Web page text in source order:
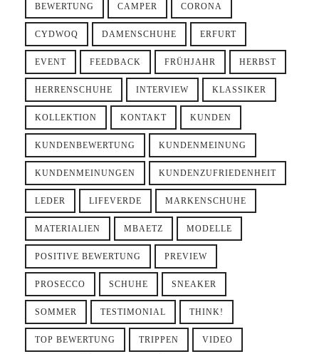
BEWERTUNG CAMPER CORONA
CYDWOQ DAMENSCHUHE ERFURT
EVENT FEEDBACK FRÜHJAHR HERBST
HERRENSCHUHE INTERVIEW KLASSIKER
KOLLEKTION KONTAKT KUNDEN
KUNDENBEWERTUNG KUNDENMEINUNG
KUNDENMEINUNGEN KUNDENZUFRIEDENHEIT
LEDER LIFEVERDE MARKENSCHUHE
MATERIALIEN MBAETZ MODELLE
POSITIVE BEWERTUNG PREVIEW
PROSECCO SCHUHE SNEAKER
SOMMER TESTIMONIAL THINK!
TOP BEWERTUNG TRIPPEN VIDEO